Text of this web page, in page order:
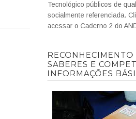
Tecnológico públicos de
socialmente referenciada.
acessar o Caderno 2 do
RECONHECIMENTO
SABERES E
INFORMAÇÕES